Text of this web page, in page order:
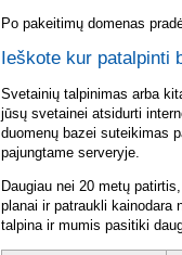
Po pakeitimų domenas
Ieškote kur patalpinti
Svetainių talpinimas arba
jūsų svetainei atsidurti
duomenų bazei suteikimas
pajungtame serveryje.
Daugiau nei 20 metų
planai ir patraukli kainodara
talpina ir mumis pasitiki